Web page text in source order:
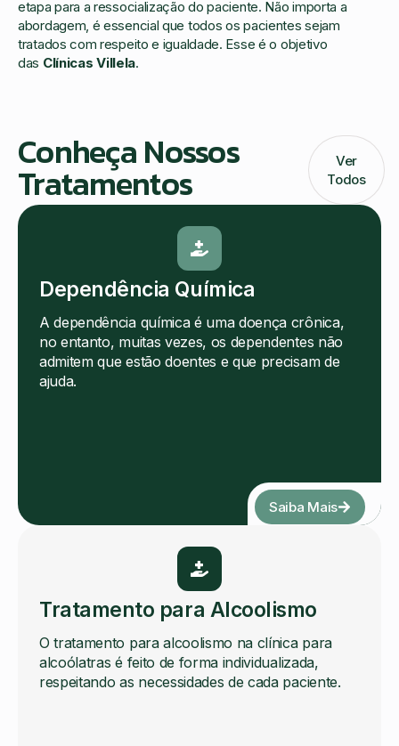
etapa para a ressocialização do paciente. Não importa a
abordagem, é essencial que todos os pacientes sejam
tratados com respeito e igualdade. Esse é o objetivo
das Clínicas Villela.
Conheça Nossos
Tratamentos
Ver
Todos
Dependência Química
A dependência química é uma doença crônica,
no entanto, muitas vezes, os dependentes não
admitem que estão doentes e que precisam de
ajuda.
Saiba Mais
Tratamento para Alcoolismo
O tratamento para alcoolismo na clínica para
alcoólatras é feito de forma individualizada,
respeitando as necessidades de cada paciente.